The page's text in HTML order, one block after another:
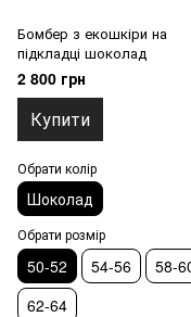
Бомбер з екошкіри на
підкладці шоколад
2 800 грн
Купити
Обрати колір
Шоколад
Обрати розмір
50-52 54-56
58-
62-64